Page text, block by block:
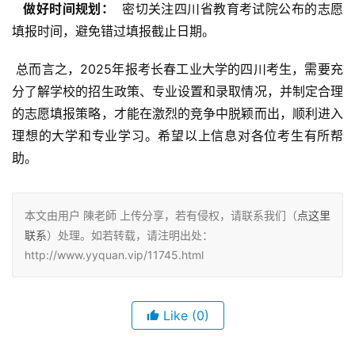
  做好时间规划：
密切关注四川省教育考试院公布的志愿
填报时间，避免错过填报截止日期。
分了解学校的招生政策、专业设置和录取情况，并制定合理
的志愿填报策略，才能在激烈的竞争中脱颖而出，顺利进入
理想的大学和专业学习。希望以上信息对各位考生有所帮
助。
本文由用户 陳老師 上传分享，若有侵权，请联系我们（点这里
联系）处理。如若转载，请注明出处：
http://www.yyquan.vip/11745.html
Like (0)